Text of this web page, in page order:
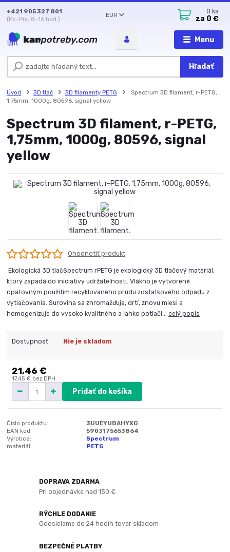
Menu
EUR
Hľadať
+421 905 327 801
(Po-Pia, 8-16 hod.)
0 ks
za 0 €
Úvod 3D tlač 3D filamenty PETG
Spectrum 3D filament, r-PETG,
1,75mm, 1000g, 80596, signal yellow
Spectrum 3D filament, r-PETG,
1,75mm, 1000g, 80596, signal
yellow
Ohodnotiť produkt
Ekologická 3D tlačSpectrum rPETG je ekologický 3D tlačový materiál,
ktorý zapadá do iniciatívy udržateľnosti. Vlákno je vytvorené
opätovným použitím recyklovaného prúdu zostatkového odpadu z
vytlačovania. Surovina sa zhromažďuje, drtí, znovu miesi a
homogenizuje do vysoko kvalitného a ľahko potlači...celý popis
Dostupnosť Nie je skladom
21,46 €
17,45 € bez DPH
Pridať do košíka
Číslo produktu:
3UUEYUBAHYXG
EAN kód:
5903175653864
Výrobca:
Spectrum
materiál:
PETG
DOPRAVA ZDARMA
Pri objednávke nad 150 €
RÝCHLE DODANIE
Odosielame do 24 hodín tovar skladom
BEZPEČNÉ PLATBY